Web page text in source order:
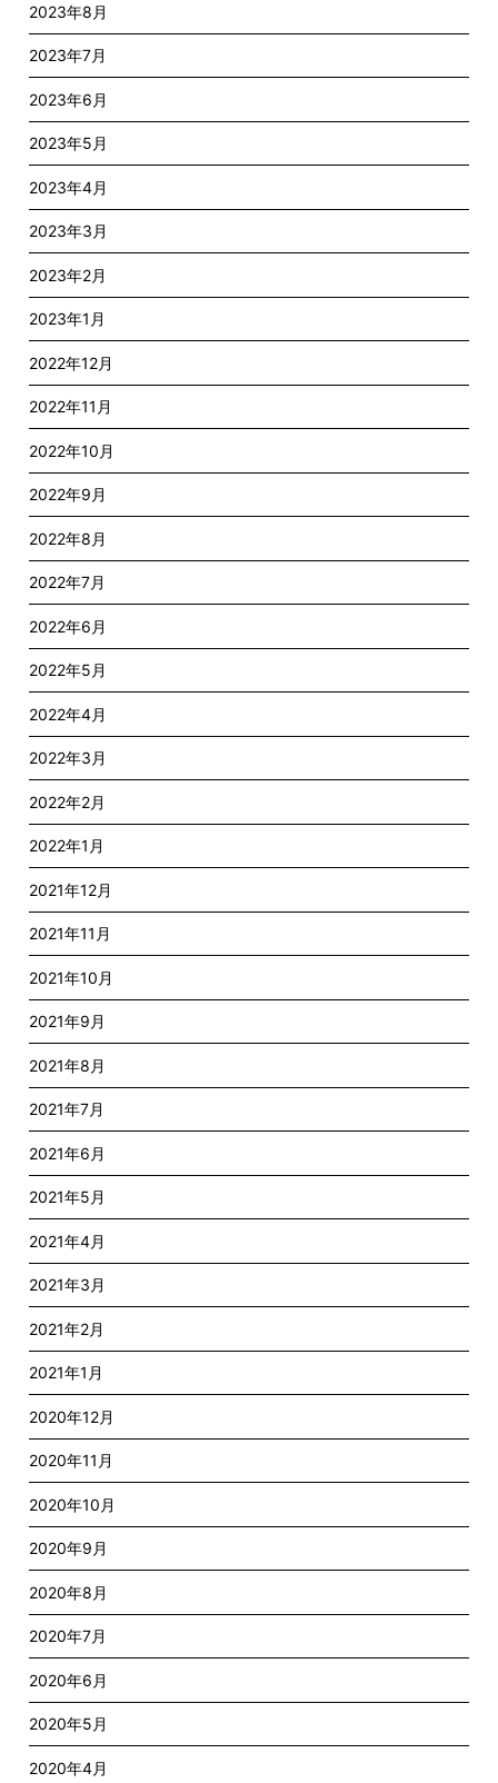
2023年8月
2023年7月
2023年6月
2023年5月
2023年4月
2023年3月
2023年2月
2023年1月
2022年12月
2022年11月
2022年10月
2022年9月
2022年8月
2022年7月
2022年6月
2022年5月
2022年4月
2022年3月
2022年2月
2022年1月
2021年12月
2021年11月
2021年10月
2021年9月
2021年8月
2021年7月
2021年6月
2021年5月
2021年4月
2021年3月
2021年2月
2021年1月
2020年12月
2020年11月
2020年10月
2020年9月
2020年8月
2020年7月
2020年6月
2020年5月
2020年4月